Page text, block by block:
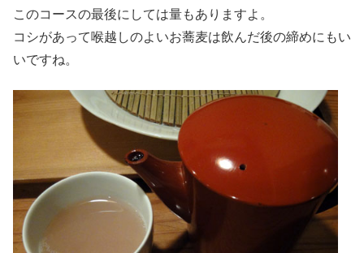
このコースの最後にしては量もありますよ。
コシがあって喉越しのよいお蕎麦は飲んだ後の締めにもい
いですね。